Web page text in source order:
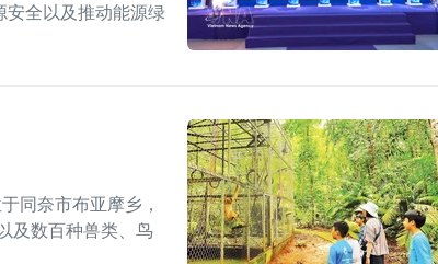
安全以及推动能源绿
同奈市布亚摩乡，
及数百种兽类、鸟